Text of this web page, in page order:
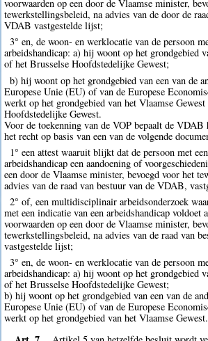
voorwaarden op een door de Vlaamse minister,
tewerkstellingsbeleid, na advies van de door de
VDAB vastgestelde lijst;
3° en, de woon- en werklocatie van de persoon
arbeidshandicap: a) hij woont op het grondgebied
of het Brusselse Hoofdstedelijke Gewest;
b) hij woont op het grondgebied van een van de
Europese Unie (EU) of van de Europese
werkt op het grondgebied van het Vlaamse
Hoofdstedelijke Gewest.
Voor de toekenning van de VOP bepaalt de VDAB
het recht op basis van een van de volgende
1° een attest waaruit blijkt dat de persoon met
arbeidshandicap een aandoening of
een door de Vlaamse minister, bevoegd voor het
advies van de raad van bestuur van de VDAB,
2° of, een multidisciplinair arbeidsonderzoek
met een indicatie van een arbeidshandicap voldoet
voorwaarden op een door de Vlaamse minister,
tewerkstellingsbeleid, na advies van de raad van
vastgestelde lijst;
3° en, de woon- en werklocatie van de persoon
arbeidshandicap: a) hij woont op het grondgebied
of het Brusselse Hoofdstedelijke Gewest;
b) hij woont op het grondgebied van een van de
Europese Unie (EU) of van de Europese
werkt op het grondgebied van het Vlaamse